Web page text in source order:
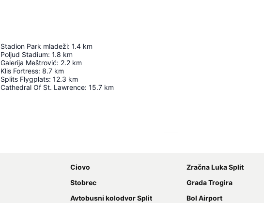
Stadion Park mladeži: 1.4 km
Poljud Stadium: 1.8 km
Galerija Meštrović: 2.2 km
Klis Fortress: 8.7 km
Splits Flygplats: 12.3 km
Cathedral Of St. Lawrence: 15.7 km
Ciovo
Zračna Luka Split
Stobrec
Grada Trogira
Avtobusni kolodvor Split
Bol Airport